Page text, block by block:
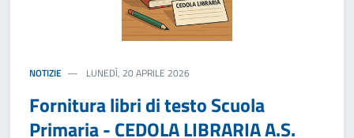
NOTIZIE LUNEDÌ, 20 APRILE 2026
Fornitura libri di testo Scuola
Primaria - CEDOLA LIBRARIA A.S.